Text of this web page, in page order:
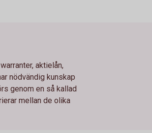
aktielån,
nödvändig kunskap
genom en så kallad
mellan de olika